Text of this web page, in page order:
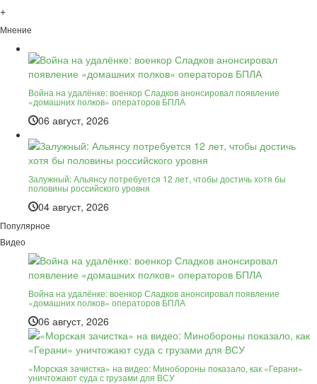
+
Мнение
Война на удалёнке: военкор Сладков анонсировал появление
«домашних полков» операторов БПЛА
06 август, 2026
Залужный: Альянсу потребуется 12 лет, чтобы достичь хотя бы
половины российского уровня
04 август, 2026
Популярное
Видео
Война на удалёнке: военкор Сладков анонсировал появление
«домашних полков» операторов БПЛА
06 август, 2026
«Морская зачистка» на видео: Минобороны показало, как «Герани»
уничтожают суда с грузами для ВСУ